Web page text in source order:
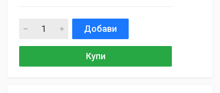
Добави
Купи